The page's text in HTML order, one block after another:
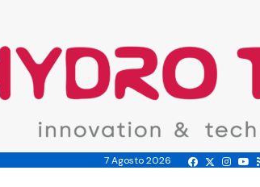
7 Agosto 2026